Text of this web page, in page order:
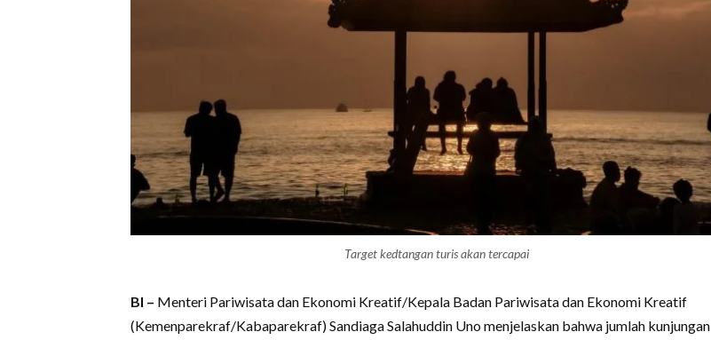
Target kedtangan turis akan tercapai
BI – Menteri Pariwisata dan Ekonomi Kreatif/Kepala Badan Pariwisata dan Ekonomi Kreatif
(Kemenparekraf/Kabaparekraf) Sandiaga Salahuddin Uno menjelaskan bahwa jumlah kunjungan